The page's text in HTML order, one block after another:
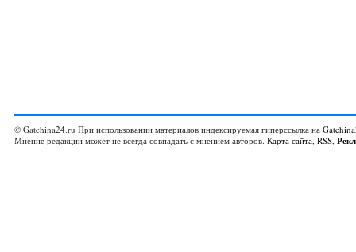
© Gatchina24.ru При использовании материалов индексируемая гиперссылка на
Мнение редакции может не всегда совпадать с мнением авторов. Карта сайта, RSS,